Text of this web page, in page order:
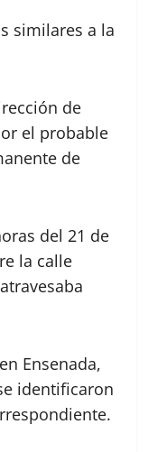
similares a la
de
el probable
de
del 21 de
la calle
Ensenada,
identificaron